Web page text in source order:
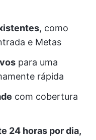
, como
e Metas
para uma
rápida
com cobertura
24 horas por dia,